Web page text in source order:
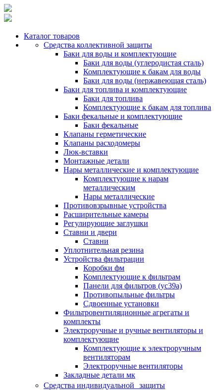
Каталог товаров
Средства коллективной защиты
Баки для воды и комплектующие
Баки для воды (углеродистая сталь)
Комплектующие к бакам для воды
Баки для воды (нержавеющая сталь)
Баки для топлива и комплектующие
Баки для топлива
Комплектующие к бакам для топлива
Баки фекальные и комплектующие
Баки фекальные
Клапаны герметические
Клапаны расходомеры
Люк-вставки
Монтажные детали
Нары металлические и комплектующие
Комплектующие к нарам
металлическим
Нары металлические
Противовзрывные устройства
Расширительные камеры
Регулирующие заглушки
Ставни и двери
Ставни
Уплотнительная резина
Устройства фильтрации
Коробки фм
Комплектующие к фильтрам
Панели для фильтров (ус39а)
Противопыльные фильтры
Сдвоенные установки
Фильтровентиляционные агрегаты и
комплекты
Электроручные и ручные вентиляторы и
комплектующие
Комплектующие к электроручным
вентиляторам
Электроручные вентиляторы
Закладные детали мк
Средства индивидуальной защиты